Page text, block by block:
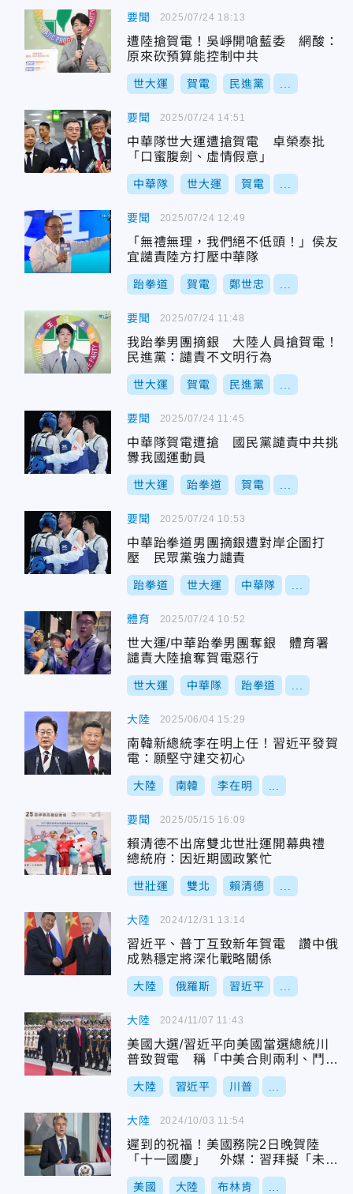
要聞
遭陸搶賀電！吳崢開嗆藍委 網酸：
原來砍預算能控制中共
世大運 賀電 民進黨
2025/07/24 18:13
要聞
中華隊世大運遭搶賀電 卓榮泰批
「口蜜腹劍、虛情假意」
中華隊 世大運 賀電
2025/07/24 14:51
要聞
「無禮無理，我們絕不低頭！」侯友
宜譴責陸方打壓中華隊
跆拳道 賀電 鄭世忠
2025/07/24 12:49
要聞
我跆拳男團摘銀 大陸人員搶賀電！
民進黨：譴責不文明行為
世大運 賀電 民進黨
2025/07/24 11:48
要聞
中華隊賀電遭搶 國民黨譴責中共挑
釁我國運動員
世大運 跆拳道 賀電
2025/07/24 11:45
要聞
中華跆拳道男團摘銀遭對岸企圖打
壓 民眾黨強力譴責
跆拳道 世大運 中華隊
2025/07/24 10:53
體育
世大運/中華跆拳男團奪銀 體育署
譴責大陸搶奪賀電惡行
世大運 中華隊 跆拳道
2025/07/24 10:52
大陸
南韓新總統李在明上任！習近平發賀
電：願堅守建交初心
大陸 南韓 李在明
2025/06/04 15:29
要聞
賴清德不出席雙北世壯運開幕典禮
總統府：因近期國政繁忙
世壯運 雙北 賴清德
2025/05/15 16:09
大陸
習近平、普丁互致新年賀電 讚中俄
成熟穩定將深化戰略關係
大陸 俄羅斯 習近平
2024/12/31 13:14
大陸
美國大選/習近平向美國當選總統川
普致賀電 稱「中美合則兩利、鬥則
俱傷」
大陸 習近平 川普
2024/11/07 11:43
大陸
遲到的祝福！美國務院2日晚賀陸
「十一國慶」 外媒：習拜擬「未來
幾天」通話
美國 大陸 布林肯
2024/10/03 11:54